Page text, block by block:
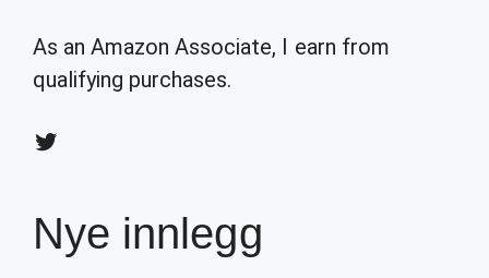
As an Amazon Associate, I earn from
qualifying purchases.
Twitter
Nye innlegg